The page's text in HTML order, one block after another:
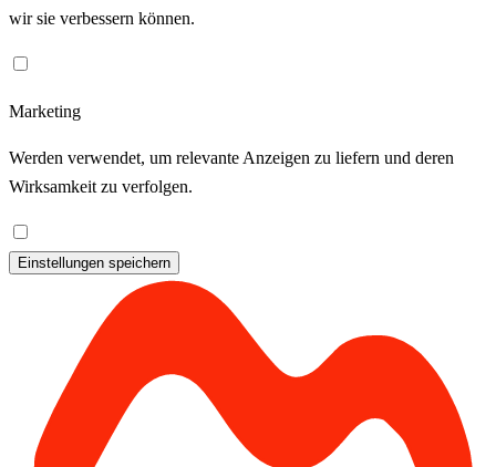
wir sie verbessern können.
Marketing
Werden verwendet, um relevante Anzeigen zu liefern und deren
Wirksamkeit zu verfolgen.
Einstellungen speichern